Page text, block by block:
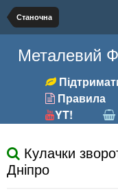
Станочна
Металевий
Правила
YT!
Кулачки
Дніпро